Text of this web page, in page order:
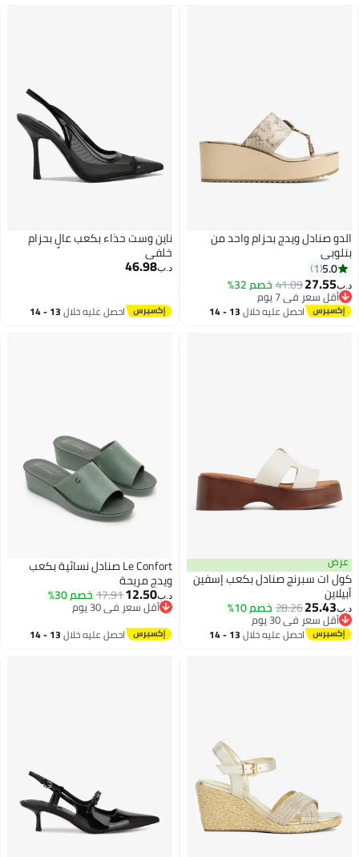
الدو صنادل ويدج بحزام واحد من
بنلوبي
5.0
1
د.ب‏27.55
41.09خصم 32%
أقل سعر في 7 يوم
أقل سعر في 7 يوماحصل عليه خلال 13 - 14
ناين وست حذاء بكعب عالٍ بحزام
خلفي
د.ب‏46.98
احصل عليه خلال 13 - 14
عرض
كول ات سبرنج صنادل بكعب إسفين
أبيلاين
د.ب‏25.43
28.26خصم 10%
أقل سعر في 30 يوم
أقل سعر في 30 يوماحصل عليه خلال 13 - 14
3
Le Confort صنادل نسائية بكعب
ويدج مريحة
د.ب‏12.50
17.91خصم 30%
أقل سعر في 30 يوم
أقل سعر في 30 يوم
احصل عليه خلال 13 - 14